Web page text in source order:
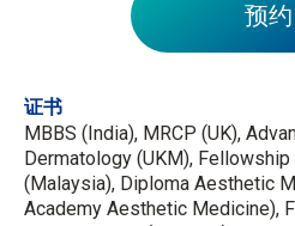
预约
证书
MBBS (India), MRCP (UK),
Dermatology (UKM),
(Malaysia), Diploma Aesthetic
Academy Aesthetic Medicine),